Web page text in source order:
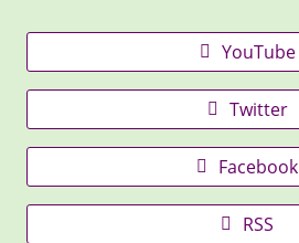
YouTube
Twitter
Facebook
RSS